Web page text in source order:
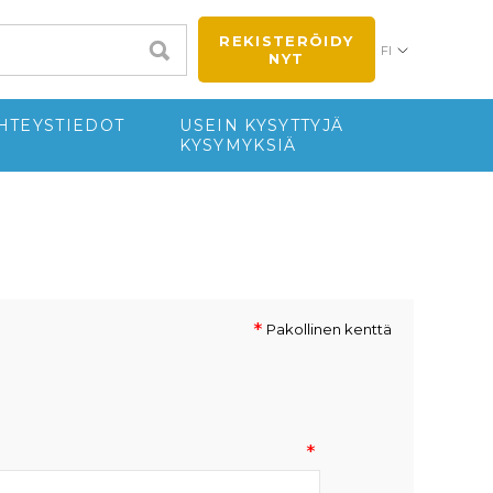
REKISTERÖIDY
NYT
FI
USEIN KYSYTTYJÄ
KYSYMYKSIÄ
* Pakollinen kenttä